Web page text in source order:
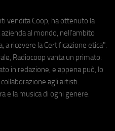
vendita Coop, ha ottenuto la
al mondo, nell'ambito
a ricevere la Certificazione etica".
Radiocoop vanta un primato:
in redazione, e appena può, lo
agli artisti.
e la musica di ogni genere.